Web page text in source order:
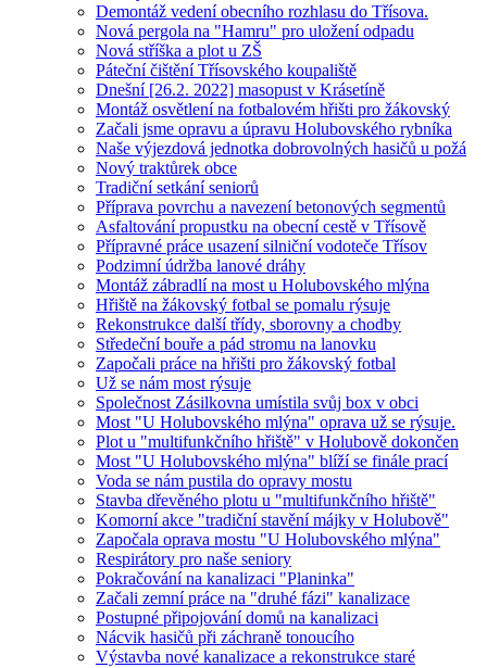
Demontáž vedení obecního rozhlasu do Třísova.
Nová pergola na "Hamru" pro uložení odpadu
Nová stříška a plot u ZŠ
Páteční čištění Třísovského koupaliště
Dnešní [26.2. 2022] masopust v Krásetíně
Montáž osvětlení na fotbalovém hřišti pro žákovský
Začali jsme opravu a úpravu Holubovského rybníka
Naše výjezdová jednotka dobrovolných hasičů u požá
Nový traktůrek obce
Tradiční setkání seniorů
Příprava povrchu a navezení betonových segmentů
Asfaltování propustku na obecní cestě v Třísově
Přípravné práce usazení silniční vodoteče Třísov
Podzimní údržba lanové dráhy
Montáž zábradlí na most u Holubovského mlýna
Hřiště na žákovský fotbal se pomalu rýsuje
Rekonstrukce další třídy, sborovny a chodby
Středeční bouře a pád stromu na lanovku
Započali práce na hřišti pro žákovský fotbal
Už se nám most rýsuje
Společnost Zásilkovna umístila svůj box v obci
Most "U Holubovského mlýna" oprava už se rýsuje.
Plot u "multifunkčního hřiště" v Holubově dokončen
Most "U Holubovského mlýna" blíží se finále prací
Voda se nám pustila do opravy mostu
Stavba dřevěného plotu u "multifunkčního hřiště"
Komorní akce "tradiční stavění májky v Holubově"
Započala oprava mostu "U Holubovského mlýna"
Respirátory pro naše seniory
Pokračování na kanalizaci "Planinka"
Začali zemní práce na "druhé fázi" kanalizace
Postupné připojování domů na kanalizaci
Nácvik hasičů při záchraně tonoucího
Výstavba nové kanalizace a rekonstrukce staré